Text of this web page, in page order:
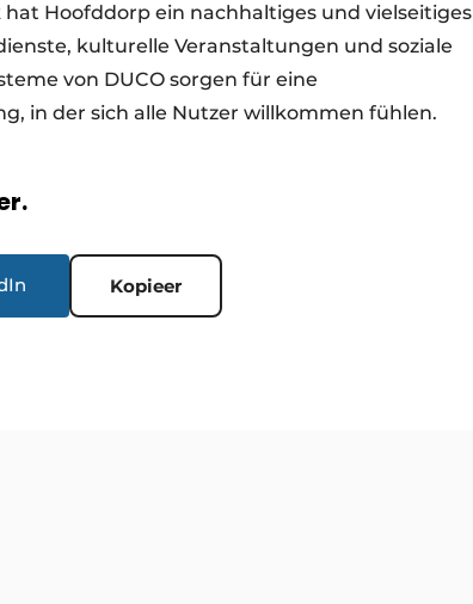
Hoofddorp ein nachhaltiges und vielseitiges
kulturelle Veranstaltungen und soziale
von DUCO sorgen für eine
in der sich alle Nutzer willkommen fühlen.
Kopieer